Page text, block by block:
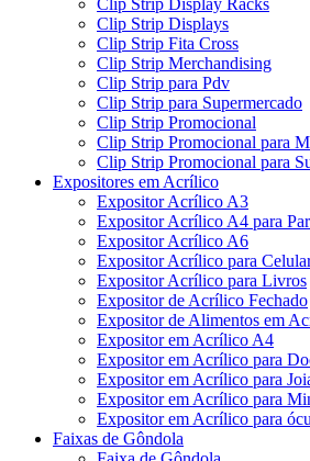
Clip Strip Displays
Clip Strip Fita Cross
Clip Strip Merchandising
Clip Strip para Pdv
Clip Strip para Supermercado
Clip Strip Promocional
Clip Strip Promocional para
Clip Strip Promocional para
Expositores em Acrílico
Expositor Acrílico A3
Expositor Acrílico A4 para
Expositor Acrílico A6
Expositor Acrílico para
Expositor Acrílico para Livros
Expositor de Acrílico Fechado
Expositor de Alimentos em
Expositor em Acrílico A4
Expositor em Acrílico para
Expositor em Acrílico para
Expositor em Acrílico para
Expositor em Acrílico para
Faixas de Gôndola